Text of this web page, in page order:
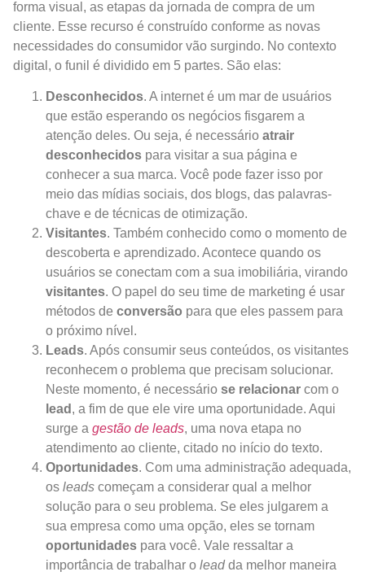
forma visual, as etapas da jornada de compra de um
cliente. Esse recurso é construído conforme as novas
necessidades do consumidor vão surgindo. No contexto
digital, o funil é dividido em 5 partes. São elas:
Desconhecidos. A internet é um mar de usuários
que estão esperando os negócios fisgarem a
atenção deles. Ou seja, é necessário atrair
desconhecidos para visitar a sua página e
conhecer a sua marca. Você pode fazer isso por
meio das mídias sociais, dos blogs, das palavras-
chave e de técnicas de otimização.
Visitantes. Também conhecido como o momento de
descoberta e aprendizado. Acontece quando os
usuários se conectam com a sua imobiliária, virando
visitantes. O papel do seu time de marketing é usar
métodos de conversão para que eles passem para
o próximo nível.
Leads. Após consumir seus conteúdos, os visitantes
reconhecem o problema que precisam solucionar.
Neste momento, é necessário se relacionar com o
lead , a fim de que ele vire uma oportunidade. Aqui
surge a gestão de leads, uma nova etapa no
atendimento ao cliente, citado no início do texto.
Oportunidades. Com uma administração adequada,
os leads começam a considerar qual a melhor
solução para o seu problema. Se eles julgarem a
sua empresa como uma opção, eles se tornam
oportunidades para você. Vale ressaltar a
importância de trabalhar o leadda melhor maneira